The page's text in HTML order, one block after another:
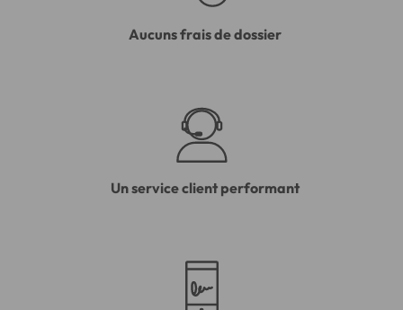
Aucuns frais de dossier
Un service client performant